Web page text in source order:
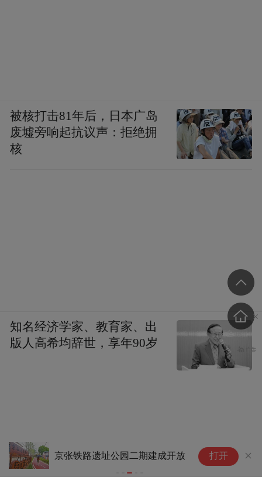
市民商场“避暑”遇尴尬 冷气真的
打折了吗？
打开
被核打击81年后，日本广岛
废墟旁响起抗议声：拒绝拥
核
知名经济学家、教育家、出
版人高希均辞世，享年90岁